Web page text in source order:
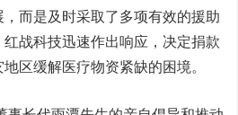
而是及时采取了多项有效的援助
战科技迅速作出响应，决定捐款
区缓解医疗物资紧缺的困境。